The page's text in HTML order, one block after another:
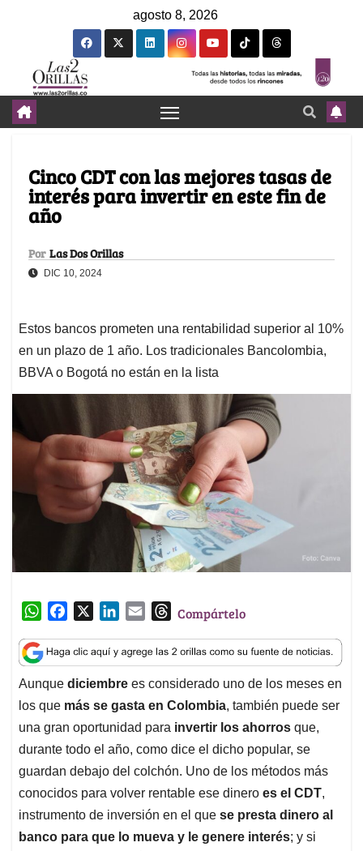
agosto 8, 2026
Cinco CDT con las mejores tasas de
interés para invertir en este fin de
año
Por Las Dos Orillas
DIC 10, 2024
Estos bancos prometen una rentabilidad superior al 10%
en un plazo de 1 año. Los tradicionales Bancolombia,
BBVA o Bogotá no están en la lista
W
a
t
s
A
p
p
c
e
b
o
o
k
n
k
e
d
I
n
a
i
l
T
r
e
a
d
s
Compártelo
Aunque diciembre es considerado uno de los meses en
los que más se gasta en Colombia, también puede ser
una gran oportunidad para invertir los ahorros que,
durante todo el año, como dice el dicho popular, se
guardan debajo del colchón. Uno de los métodos más
conocidos para volver rentable ese dinero es el CDT,
instrumento de inversión en el que se presta dinero al
banco para que lo mueva y le genere interés; y si